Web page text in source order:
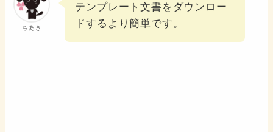
ちあき
テンプレート文書をダウンロー
ドするより簡単です。